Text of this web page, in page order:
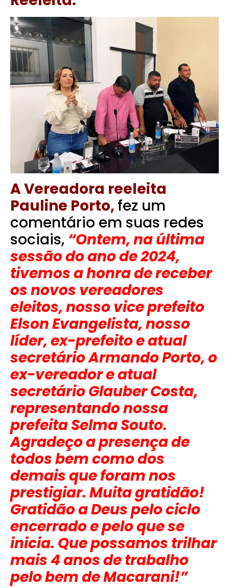
A Vereadora reeleita
Pauline Porto, fez um
comentário em suas redes
sociais, “Ontem, na última
sessão do ano de 2024,
tivemos a honra de receber
os novos vereadores
eleitos, nosso vice prefeito
Elson Evangelista, nosso
líder, ex-prefeito e atual
secretário Armando Porto, o
ex-vereador e atual
secretário Glauber Costa,
representando nossa
prefeita Selma Souto.
Agradeço a presença de
todos bem como dos
demais que foram nos
prestigiar. Muita gratidão!
Gratidão a Deus pelo ciclo
encerrado e pelo que se
inicia. Que possamos trilhar
mais 4 anos de trabalho
pelo bem de Macarani!”